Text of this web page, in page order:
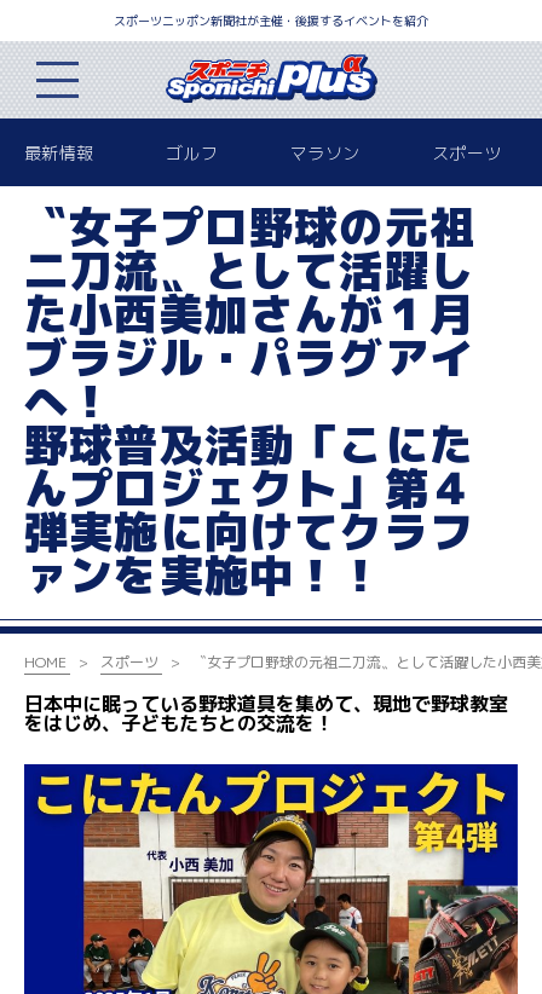
スポーツニッポン新聞社が主催・後援するイベントを紹介
最新情報 ゴルフ マラソン スポーツ
〝女子プロ野球の元祖
二刀流〟として活躍し
た小西美加さんが１月
ブラジル・パラグアイ
へ！
野球普及活動「こにた
んプロジェクト」第４
弾実施に向けてクラフ
ァンを実施中！！
HOME スポーツ 〝女子プロ野球の元祖二刀流〟として活躍した小西
日本中に眠っている野球道具を集めて、現地で野球教室
をはじめ、子どもたちとの交流を！